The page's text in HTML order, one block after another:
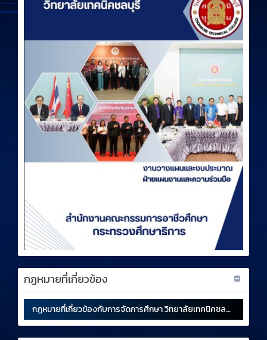
กฏหมายที่เกี่ยวข้อง
กฏหมายที่เกี่ยวข้องกับการจัดการศึกษา วิทยาลัยเทคนิคชลบุรี